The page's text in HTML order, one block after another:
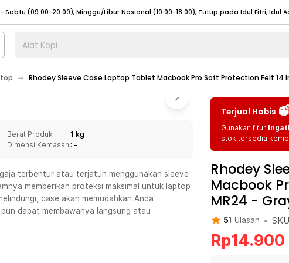
- Jumat (07:00 - 20:00), Sabtu - Minggu (08:00 - 20:00), Tutup pada Idul Fitri
(08:00 - 20:00), Sabtu - Minggu/ Libur Nasional (08:00 - 17:00) Selengkapnya
(08:00 - 20:00), Sabtu - Minggu/ Libur Nasional (08:00 - 17:00) Selengkapnya
- Sabtu (09:00-20:00), Minggu/Libur Nasional (12:00-20:00), Tutup pada Idul Fitri
- Sabtu (09:00-20:00), Minggu/Libur Nasional (12:00-20:00), Tutup pada Idul Fitri
- Jumat (07:00 - 20:00), Sabtu - Minggu (08:00 - 20:00), Tutup pada Idul Fitri
(08:00 - 20:00), Sabtu - Minggu/ Libur Nasional (08:00 - 17:00)
Selengkapnya
(08:00 - 20:00), Sabtu - Minggu/ Libur Nasional (08:00 - 17:00) Selengkapnya
Alat Kopi
Rhodey Sleeve Case Laptop Tablet Macbook Pro Soft Protection Felt 14
Berat Produk
1 kg
Dimensi Kemasan : -
terbentur atau terjatuh menggunakan sleeve
memberikan proteksi maksimal untuk laptop
case akan memudahkan Anda
dapat membawanya langsung atau
Terjual Habis
Gunakan fitur
stok tersedia
Rhodey
Macbook
MR24 -
51 Ulasan • SKU
Rp14.900